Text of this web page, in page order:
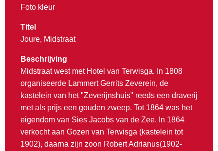
Foto kleur
Titel
Joure, Midstraat
Beschrijving
Midstraat west met Hotel van Terwisga. In 1808
organiseerde Lammert Gerrits Zeverein, de
kastelein van het "Zeverijnshuis" reeds een draverij
met als prijs een gouden zweep. Tot 1864 was het
eigendom van Sies Jacobs van de Zee. In 1864
verkocht aan Gozen van Terwisga (kastelein tot
1902), daarna zijn zoon Robert Adrianus(1902-